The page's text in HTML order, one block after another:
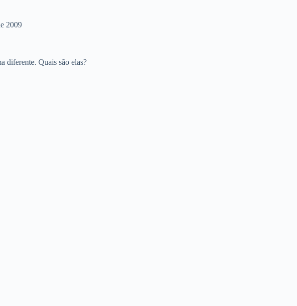
2009
diferente. Quais são elas?